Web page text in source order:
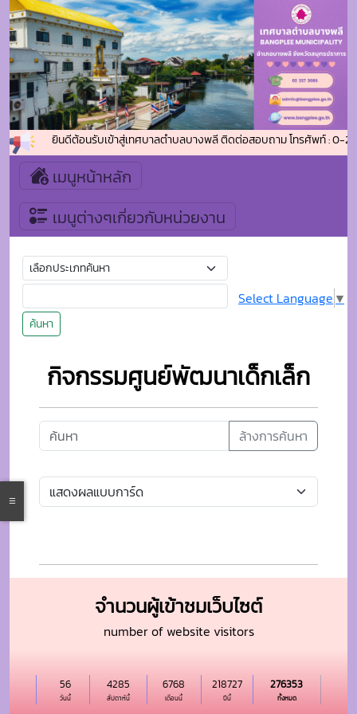
ยินดีต้อนรับเข้าสู่เทศบาลตำบลบางพลี ติดต่อสอบถาม โทรศัพท์ : 0-
เมนูหน้าหลัก
เมนูต่างๆเกี่ยวกับหน่วยงาน
ค้นหา
Select Language ▼
กิจกรรมศูนย์พัฒนาเด็กเล็ก
ล้างการค้นหา
จำนวนผู้เข้าชมเว็บไซต์
number of website visitors
วันนี้
56
สัปดาห์นี้
4285
เดือนนี้
6768
ปีนี้
218727
ทั้งหมด
276353